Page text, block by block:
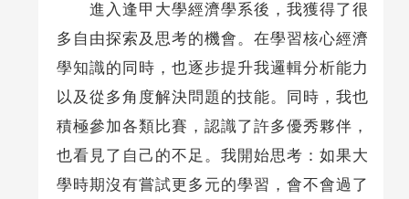
進入逢甲大學經濟學系後，我獲得了很
多自由探索及思考的機會。在學習核心經濟
學知識的同時，也逐步提升我邏輯分析能力
以及從多角度解決問題的技能。同時，我也
積極參加各類比賽，認識了許多優秀夥伴，
也看見了自己的不足。我開始思考：如果大
學時期沒有嘗試更多元的學習，會不會過了